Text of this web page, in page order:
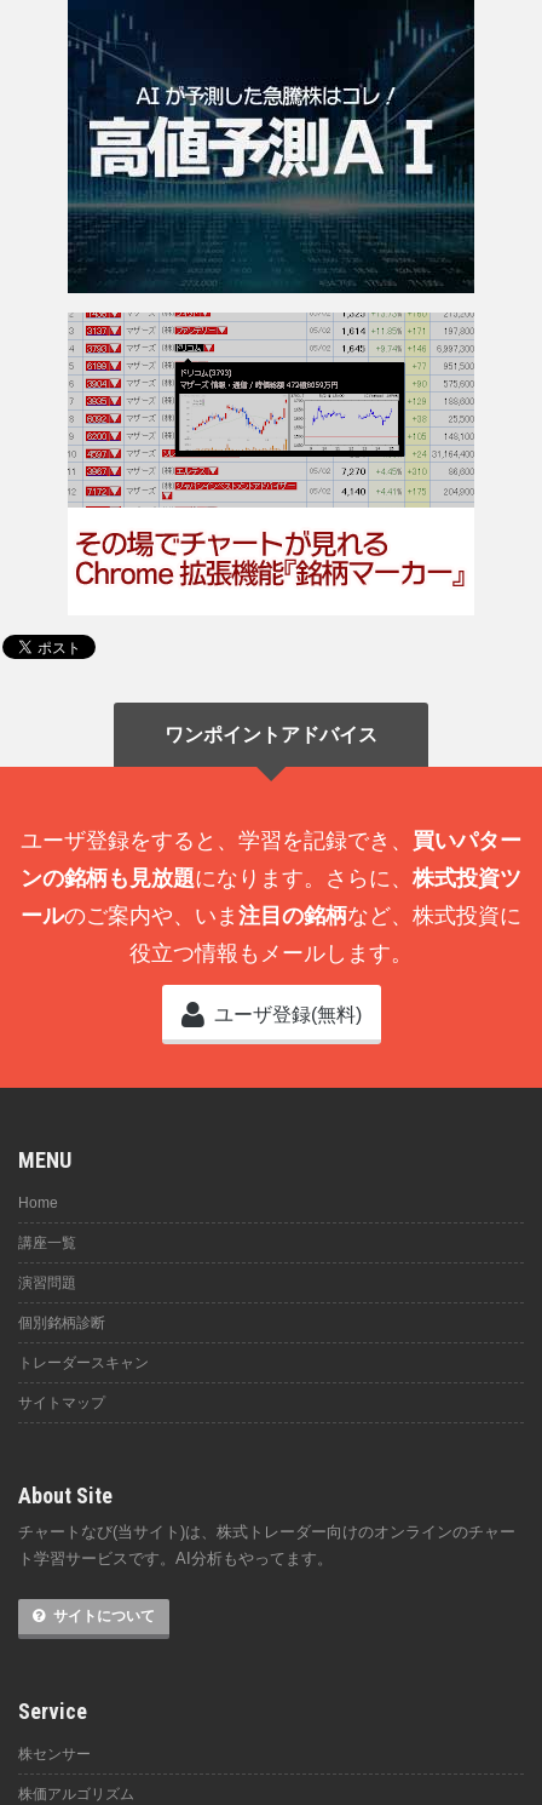
ワンポイントアドバイス
ユーザ登録をすると、学習を記録でき、 買いパター
ンの銘柄も見放題になります。さらに、 株式投資ツ
ールのご案内や、いま 注目の銘柄など、株式投資に
役立つ情報もメールします。
ユーザ登録(無料)
MENU
Home
講座一覧
演習問題
個別銘柄診断
トレーダースキャン
サイトマップ
About Site
チャートなび(当サイト)は、株式トレーダー向けのオンラインのチャー
ト学習サービスです。AI分析もやってます。
サイトについて
Service
株センサー
株価アルゴリズム